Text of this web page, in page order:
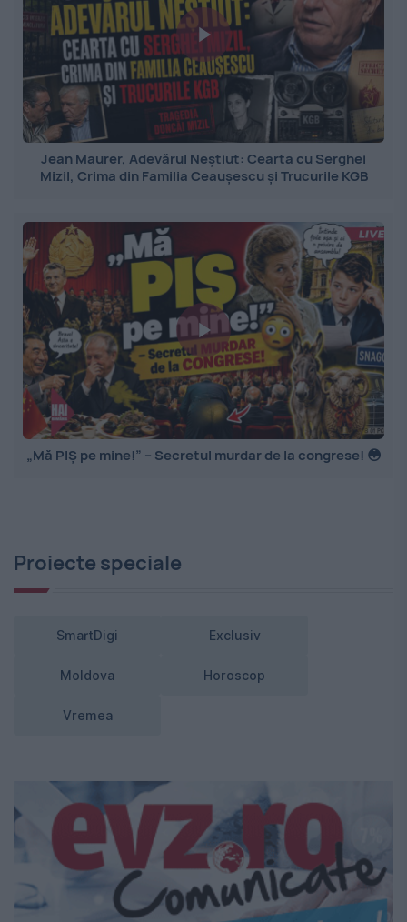
Jean Maurer, Adevărul Neștiut: Cearta cu Serghei
Mizil, Crima din Familia Ceaușescu și Trucurile KGB
„Mă PIȘ pe mine!” – Secretul murdar de la congrese! 😳
Proiecte speciale
SmartDigi Exclusiv
Moldova Horoscop
Vremea